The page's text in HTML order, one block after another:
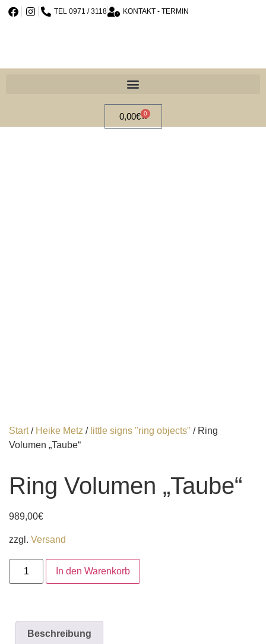
TEL 0971 / 3118 KONTAKT - TERMIN
0,00€ 0
Start/ Heike Metz / little signs "ring objects" / Ring
Volumen „Taube“
Ring Volumen „Taube“
989,00€
zzgl. Versand
In den Warenkorb
Beschreibung